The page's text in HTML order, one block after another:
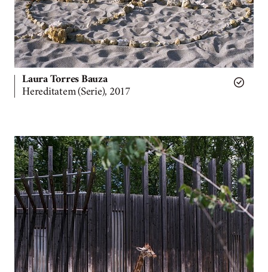
Laura Torres Bauza
Hereditatem (Serie), 2017